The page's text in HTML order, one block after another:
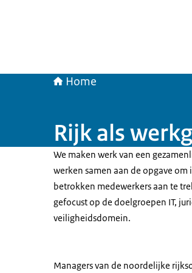
Home
Rijk als
We maken werk van een
werken samen aan de opgave
betrokken medewerkers aan te
gefocust op de doelgroepen IT,
veiligheidsdomein.
Managers van de noordelijke